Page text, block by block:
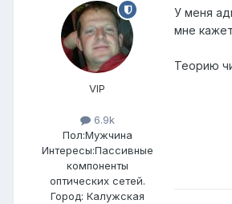
VIP
6.9k
Пол:Мужчина
Интересы:Пассивные
компоненты
оптических сетей.
Город: Калужская
У меня
мне
Теорию